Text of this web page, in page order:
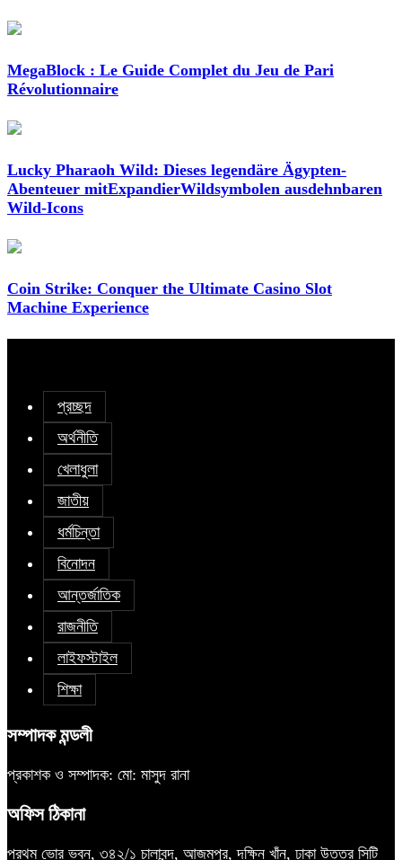
MegaBlock : Le Guide Complet du Jeu de Pari
Révolutionnaire
Lucky Pharaoh Wild: Dieses legendäre Ägypten-
Abenteuer mitExpandierWildsymbolen ausdehnbaren
Wild-Icons
Coin Strike: Conquer the Ultimate Casino Slot
Machine Experience
প্রচ্ছদ
অর্থনীতি
খেলাধুলা
জাতীয়
ধর্মচিন্তা
বিনোদন
আন্তর্জাতিক
রাজনীতি
লাইফস্টাইল
শিক্ষা
সম্পাদক মন্ডলী
প্রকাশক ও সম্পাদক: মো: মাসুদ রানা
অফিস ঠিকানা
প্রথম ভোর ভবন, ৩৪২/১ চালাবন্দ, আজমপুর, দক্ষিন খাঁন, ঢাকা উত্তর সিটি